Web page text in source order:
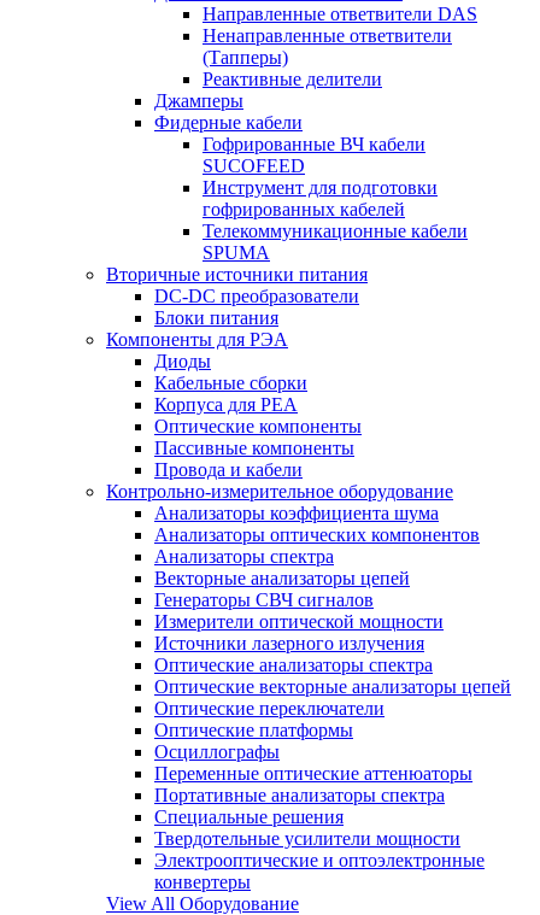
Направленные ответвители DAS
Ненаправленные ответвители
(Тапперы)
Реактивные делители
Джамперы
Фидерные кабели
Гофрированные ВЧ кабели
SUCOFEED
Инструмент для подготовки
гофрированных кабелей
Телекоммуникационные кабели
SPUMA
Вторичные источники питания
DC-DC преобразователи
Блоки питания
Компоненты для РЭА
Диоды
Кабельные сборки
Корпуса для РЕА
Оптические компоненты
Пассивные компоненты
Провода и кабели
Контрольно-измерительное оборудование
Анализаторы коэффициента шума
Анализаторы оптических компонентов
Анализаторы спектра
Векторные анализаторы цепей
Генераторы СВЧ сигналов
Измерители оптической мощности
Источники лазерного излучения
Оптические анализаторы спектра
Оптические векторные анализаторы цепей
Оптические переключатели
Оптические платформы
Осциллографы
Переменные оптические аттенюаторы
Портативные анализаторы спектра
Специальные решения
Твердотельные усилители мощности
Электрооптические и оптоэлектронные
конвертеры
View All Оборудование